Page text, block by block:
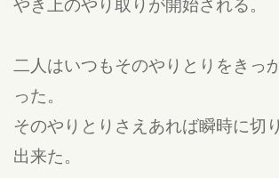
二人はいつもそのやりとりをきっ
った。
そのやりとりさえあれば瞬時に切
出来た。